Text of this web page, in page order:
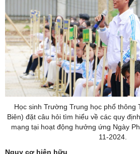
Học sinh Trường Trung học phổ thông
Biên) đặt câu hỏi tìm hiểu về các quy
mạng tại hoạt động hưởng ứng Ngày
11-2024.
Nguy cơ hiện hữu